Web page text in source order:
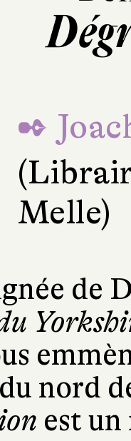
✒
Melle)
de
nord
est